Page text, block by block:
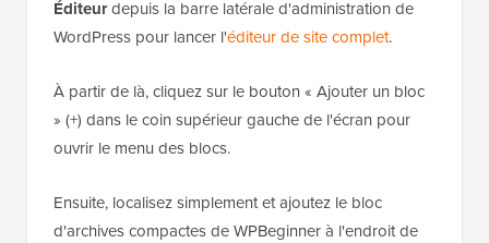
Éditeurdepuis la barre latérale d'administration de
WordPress pour lancer l'éditeur de site complet.
À partir de là, cliquez sur le bouton « Ajouter un bloc
» (+) dans le coin supérieur gauche de l'écran pour
ouvrir le menu des blocs.
Ensuite, localisez simplement et ajoutez le bloc
d'archives compactes de WPBeginner à l'endroit de